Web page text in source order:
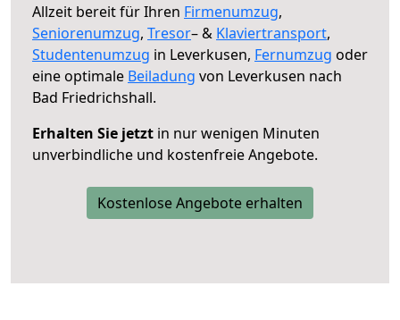
Allzeit bereit für Ihren Firmenumzug,
Seniorenumzug, Tresor– & Klaviertransport,
Studentenumzug in Leverkusen, Fernumzug oder
eine optimale Beiladung von Leverkusen nach
Bad Friedrichshall.
Erhalten Sie jetzt in nur wenigen Minuten
unverbindliche und kostenfreie Angebote.
Kostenlose Angebote erhalten